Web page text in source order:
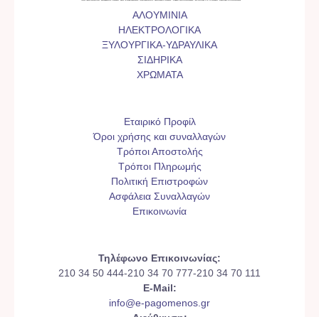
ΑΛΟΥΜΙΝΙΑ
ΗΛΕΚΤΡΟΛΟΓΙΚΑ
ΞΥΛΟΥΡΓΙΚΑ-ΥΔΡΑΥΛΙΚΑ
ΣΙΔΗΡΙΚΑ
ΧΡΩΜΑΤΑ
Εταιρικό Προφίλ
Όροι χρήσης και συναλλαγών
Τρόποι Αποστολής
Τρόποι Πληρωμής
Πολιτική Επιστροφών
Ασφάλεια Συναλλαγών
Επικοινωνία
Τηλέφωνο Επικοινωνίας:
210 34 50 444-210 34 70 777-210 34 70 111
E-Mail:
info@e-pagomenos.gr